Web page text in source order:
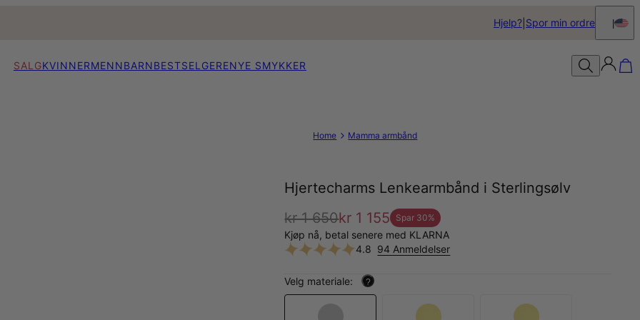
Hjelp? Spor min ordre
SALGKVINNERMENNBARNBESTSELGERENYE SMYKKER
Home Mamma armbånd
Hjertecharms Lenkearmbånd i Sterlingsølv
kr 1 650kr 1 155 Spar 30%
Kjøp nå, betal senere med KLARNA
4.8 94 Anmeldelser
Velg materiale: ?